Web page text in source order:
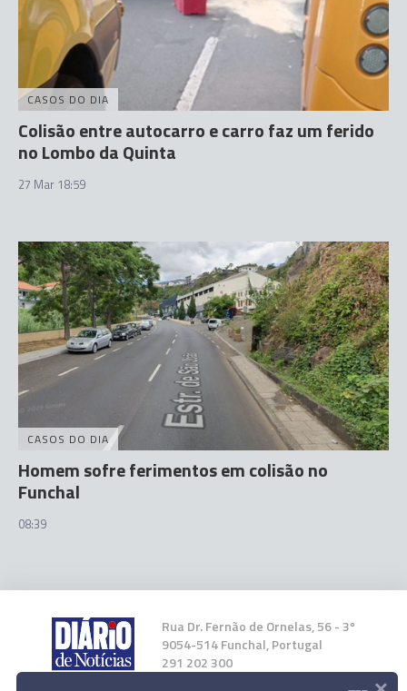
CASOS DO DIA
Colisão entre autocarro e carro faz um ferido
no Lombo da Quinta
27 Mar 18:59
CASOS DO DIA
Homem sofre ferimentos em colisão no
Funchal
08:39
Rua Dr. Fernão de Ornelas, 56 - 3º
9054-514 Funchal, Portugal
291 202 300